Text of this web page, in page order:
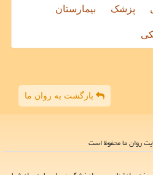
پزشک بیمارستان
بازگشت به روان ما